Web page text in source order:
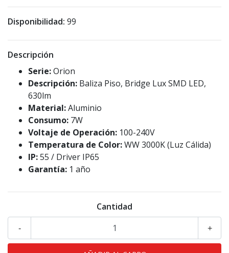
Disponibilidad: 99
Descripción
Serie:Orion
Descripción: Baliza Piso, Bridge Lux SMD LED,
630lm
Material:Aluminio
Consumo: 7W
Voltaje de Operación: 100-240V
Temperatura de Color:WW 3000K (Luz Cálida)
IP:55 / Driver IP65
Garantía: 1 año
Cantidad
+
-